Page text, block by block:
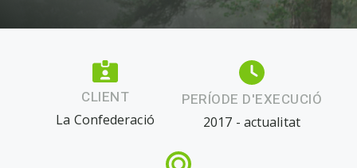
CLIENT
La Confederació
PERÍODE D'EXECUCIÓ
2017 - actualitat